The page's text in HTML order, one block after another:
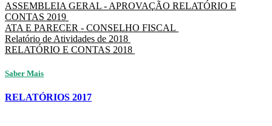
ASSEMBLEIA GERAL - APROVAÇÃO RELATÓRIO E
CONTAS 2019
ATA E PARECER - CONSELHO FISCAL
Relatório de Atividades de 2018
RELATÓRIO E CONTAS 2018
Saber Mais
RELATÓRIOS 2017